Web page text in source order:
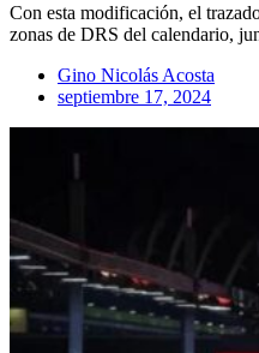
Con esta modificación, el
zonas de DRS del calendario,
Gino Nicolás Acosta
septiembre 17, 2024